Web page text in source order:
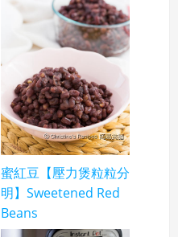
蜜紅豆【壓力煲粒粒分
明】Sweetened Red
Beans